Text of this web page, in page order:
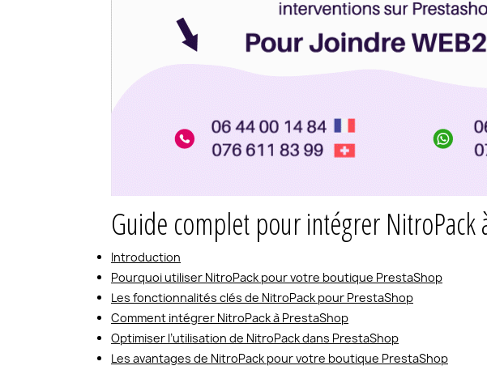
Guide complet pour intégrer NitroPack
Introduction
Pourquoi utiliser NitroPack pour votre boutique PrestaShop
Les fonctionnalités clés de NitroPack pour PrestaShop
Comment intégrer NitroPack à PrestaShop
Optimiser l’utilisation de NitroPack dans PrestaShop
Les avantages de NitroPack pour votre boutique PrestaShop